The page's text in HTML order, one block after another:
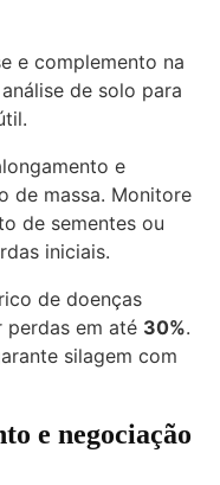
e complemento na
de solo para
e
de massa. Monitore
de sementes ou
iniciais.
de doenças
em até 30%.
silagem com
e negociação